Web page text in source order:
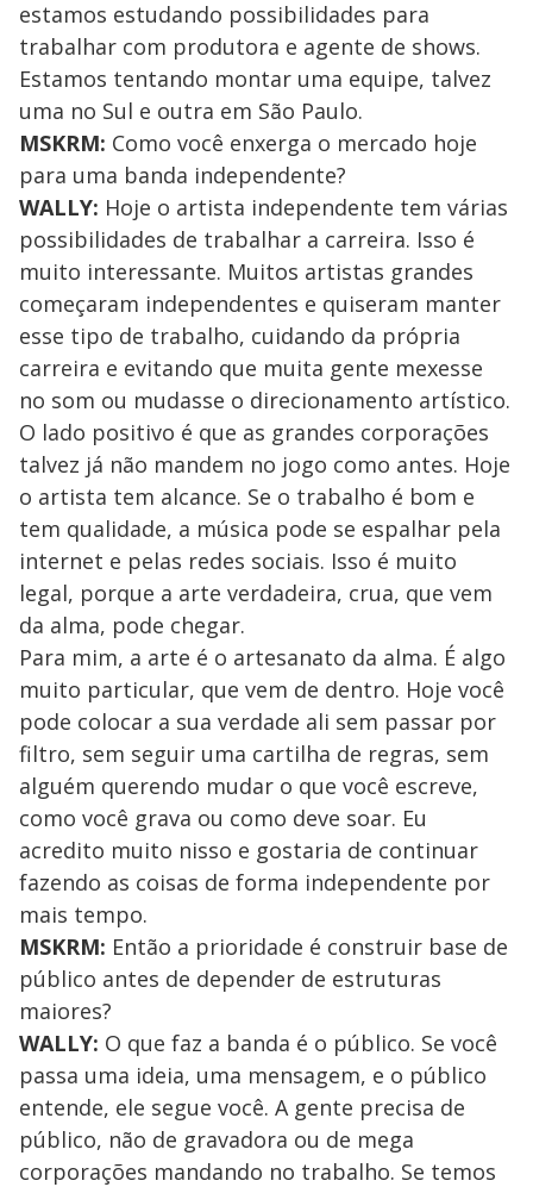
estamos estudando possibilidades para
trabalhar com produtora e agente de shows.
Estamos tentando montar uma equipe, talvez
uma no Sul e outra em São Paulo.
MSKRM: Como você enxerga o mercado hoje
para uma banda independente?
WALLY: Hoje o artista independente tem várias
possibilidades de trabalhar a carreira. Isso é
muito interessante. Muitos artistas grandes
começaram independentes e quiseram manter
esse tipo de trabalho, cuidando da própria
carreira e evitando que muita gente mexesse
no som ou mudasse o direcionamento artístico.
O lado positivo é que as grandes corporações
talvez já não mandem no jogo como antes. Hoje
o artista tem alcance. Se o trabalho é bom e
tem qualidade, a música pode se espalhar pela
internet e pelas redes sociais. Isso é muito
legal, porque a arte verdadeira, crua, que vem
da alma, pode chegar.
Para mim, a arte é o artesanato da alma. É algo
muito particular, que vem de dentro. Hoje você
pode colocar a sua verdade ali sem passar por
filtro, sem seguir uma cartilha de regras, sem
alguém querendo mudar o que você escreve,
como você grava ou como deve soar. Eu
acredito muito nisso e gostaria de continuar
fazendo as coisas de forma independente por
mais tempo.
MSKRM: Então a prioridade é construir base de
público antes de depender de estruturas
maiores?
WALLY: O que faz a banda é o público. Se você
passa uma ideia, uma mensagem, e o público
entende, ele segue você. A gente precisa de
público, não de gravadora ou de mega
corporações mandando no trabalho. Se temos